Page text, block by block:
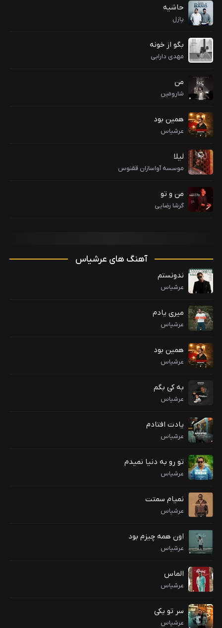
حاشیه
پازل
بگو از خونه
مهدی دارابی
من
شارومین
همین بود
عرشیاس
لیلا
موسسه آواسازان ققنوس
من و تو
گرشا رضایی
آهنگ های عرشیاس
ندونستم
عرشیاس
میری یادم
عرشیاس
همین بود
عرشیاس
به کی بگم
عرشیاس
یادت افتادم
عرشیاس
تو رو به دنیا نمیدم
عرشیاس
نمیام سمتت
عرشیاس
اون همه چیزم بود
عرشیاس
الماس
عرشیاس
سر تو یکی
عرشیاس